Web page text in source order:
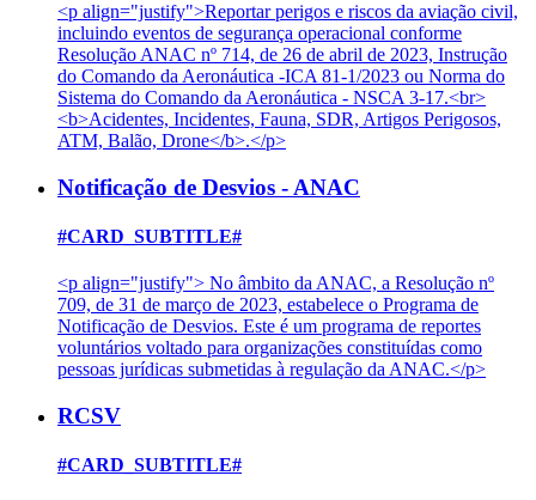
<p align="justify">Reportar perigos e riscos da aviação civil,
incluindo eventos de segurança operacional conforme
Resolução ANAC nº 714, de 26 de abril de 2023, Instrução
do Comando da Aeronáutica -ICA 81-1/2023 ou Norma do
Sistema do Comando da Aeronáutica - NSCA 3-17.<br>
<b>Acidentes, Incidentes, Fauna, SDR, Artigos Perigosos,
ATM, Balão, Drone</b>.</p>
Notificação de Desvios - ANAC
#CARD_SUBTITLE#
<p align="justify"> No âmbito da ANAC, a Resolução nº
709, de 31 de março de 2023, estabelece o Programa de
Notificação de Desvios. Este é um programa de reportes
voluntários voltado para organizações constituídas como
pessoas jurídicas submetidas à regulação da ANAC.</p>
RCSV
#CARD_SUBTITLE#